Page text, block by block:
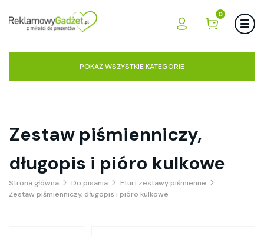
0
POKAŻ WSZYSTKIE KATEGORIE
Zestaw piśmienniczy,
długopis i pióro kulkowe
Strona główna Do pisania
Etui i zestawy piśmienne
Zestaw piśmienniczy, długopis i pióro kulkowe